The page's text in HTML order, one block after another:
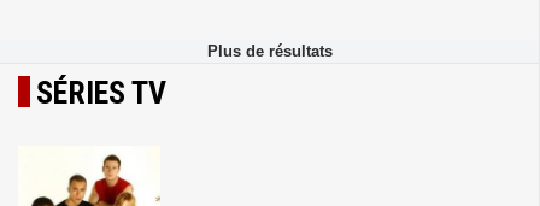
SÉRIES TV